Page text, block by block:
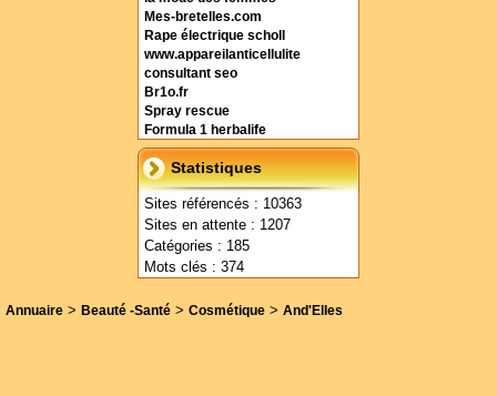
Mes-bretelles.com
Rape électrique scholl
www.appareilanticellulite
consultant seo
Br1o.fr
Spray rescue
Formula 1 herbalife
Statistiques
Sites référencés : 10363
Sites en attente : 1207
Catégories : 185
Mots clés : 374
Annuaire > Beauté -Santé > Cosmétique > And'Elles